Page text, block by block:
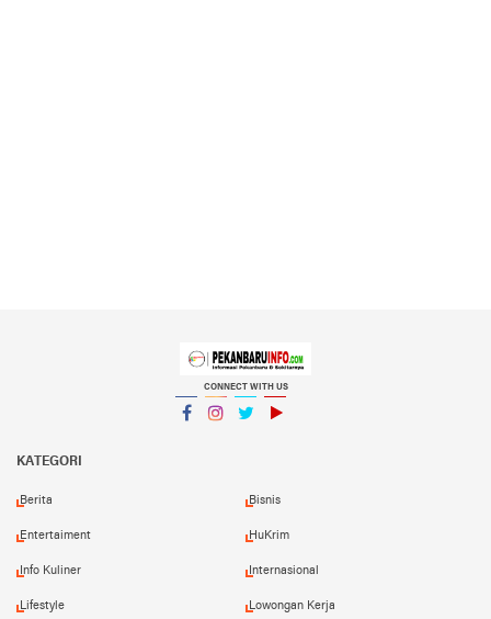
CONNECT WITH US
KATEGORI
Berita Bisnis
Entertaiment HuKrim
Info Kuliner Internasional
Lifestyle Lowongan Kerja